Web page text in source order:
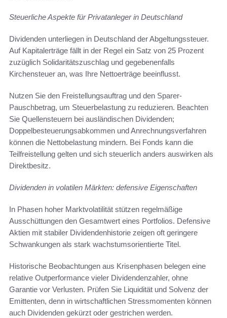
Steuerliche Aspekte für Privatanleger in Deutschland
Dividenden unterliegen in Deutschland der Abgeltungssteuer.
Auf Kapitalerträge fällt in der Regel ein Satz von 25 Prozent
zuzüglich Solidaritätszuschlag und gegebenenfalls
Kirchensteuer an, was Ihre Nettoerträge beeinflusst.
Nutzen Sie den Freistellungsauftrag und den Sparer-
Pauschbetrag, um Steuerbelastung zu reduzieren. Beachten
Sie Quellensteuern bei ausländischen Dividenden;
Doppelbesteuerungsabkommen und Anrechnungsverfahren
können die Nettobelastung mindern. Bei Fonds kann die
Teilfreistellung gelten und sich steuerlich anders auswirken als
Direktbesitz.
Dividenden in volatilen Märkten: defensive Eigenschaften
In Phasen hoher Marktvolatilität stützen regelmäßige
Ausschüttungen den Gesamtwert eines Portfolios. Defensive
Aktien mit stabiler Dividendenhistorie zeigen oft geringere
Schwankungen als stark wachstumsorientierte Titel.
Historische Beobachtungen aus Krisenphasen belegen eine
relative Outperformance vieler Dividendenzahler, ohne
Garantie vor Verlusten. Prüfen Sie Liquidität und Solvenz der
Emittenten, denn in wirtschaftlichen Stressmomenten können
auch Dividenden gekürzt oder gestrichen werden.